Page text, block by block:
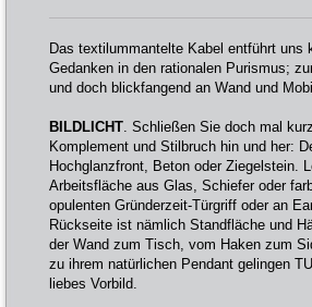
Das textilummantelte Kabel entführt uns
Gedanken in den rationalen Purismus;
und doch blickfangend an Wand und
BILDLICHT. Schließen Sie doch mal
Komplement und Stilbruch hin und her:
Hochglanzfront, Beton oder Ziegelstein.
Arbeitsfläche aus Glas, Schiefer oder
opulenten Gründerzeit-Türgriff oder an
Rückseite ist nämlich Standfläche und
der Wand zum Tisch, vom Haken zum
zu ihrem natürlichen Pendant gelingen
liebes Vorbild.